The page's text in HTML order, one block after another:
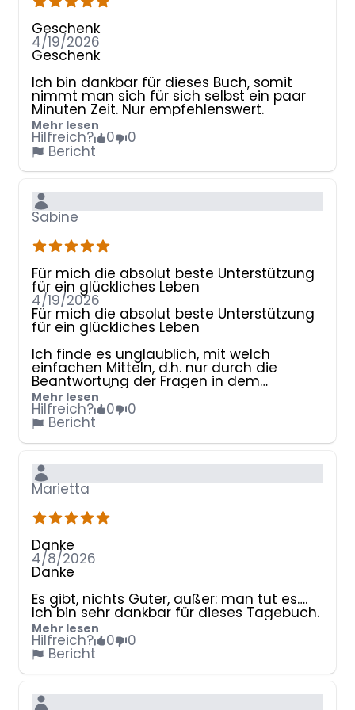
auch noch die Papierqualität loben! So
macht das Schreiben auch Spaß.
Geschenk
4/19/2026
Geschenk
Ich bin dankbar für dieses Buch, somit
nimmt man sich für sich selbst ein paar
Minuten Zeit. Nur empfehlenswert.
Mehr lesen
Hilfreich? 0 0
Bericht
Sabine
Für mich die absolut beste Unterstützung
für ein glückliches Leben
4/19/2026
Für mich die absolut beste Unterstützung
für ein glückliches Leben
Ich finde es unglaublich, mit welch
einfachen Mitteln, d.h. nur durch die
Beantwortung der Fragen in dem
Tagebuch (soweit man dabei ehrlich sich
selbst gegenüber bleibt) sich nach und
nach langsam weiter entwickelt und viel
mehr Glück, Dankbarkeit und Optimismus
empfindet! Das Tagebuch schreiben ist
bei mir zu einem festen Ritual geworden,
dass ich jeden Morgen sehr genieße.
Danke an Dominik Spenst und alle
wunderbare Idee!
Mehr lesen
Hilfreich? 0 0
Bericht
Marietta
Danke
4/8/2026
Danke
Es gibt, nichts Guter, außer: man tut es….
Ich bin sehr dankbar für dieses Tagebuch.
Mehr lesen
Hilfreich? 0 0
Bericht